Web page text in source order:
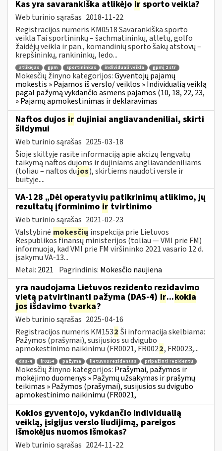
Kas yra savarankiška atlikėjo ir sporto veikla?
Web turinio sąrašas 2018-11-22
Registracijos numeris KM0518 Savarankiška sporto
veikla Tai sportininkų – šachmatininkų, atletų, golfo
žaidėjų veikla ir pan., komandinių sporto šakų atstovų –
krepšininkų, rankininkų, ledo...
atlikėjas gpm sportininkas individuali veikla gpmį 2 str
Mokesčių žinyno kategorijos:Gyventojų pajamų
mokestis » Pajamos iš verslo/ veiklos » Individualią veiklą
pagal pažymą vykdančio asmens pajamos (10, 18, 22, 23,
» Pajamų apmokestinimas ir deklaravimas
Naftos dujos ir dujiniai angliavandeniliai, skirti
šildymui
Web turinio sąrašas 2025-03-18
Šioje skiltyje rasite informaciją apie akcizų lengvatų
taikymą naftos dujoms ir dujiniams angliavandeniliams
(toliau – naftos dujos), skirtiems naudoti versle ir
buityje....
VA-128 „Dėl operatyvių patikrinimų atlikimo, jų
rezultatų įforminimo ir tvirtinimo
Web turinio sąrašas 2021-02-23
Valstybinė mokesčių inspekcija prie Lietuvos
Respublikos finansų ministerijos (toliau ― VMI prie FM)
informuoja, kad VMI prie FM viršininko 2021 vasario 12 d.
įsakymu VA-13...
Metai: 2021 Pagrindinis: Mokesčio naujiena
yra naudojama Lietuvos rezidento rezidavimo
vietą patvirtinanti pažyma (DAS-4) ir...kokia
jos išdavimo tvarka?
Web turinio sąrašas 2025-04-16
Registracijos numeris KM1532 Ši informacija skelbiama:
Pažymos (prašymai), susijusios su dvigubo
apmokestinimo naikinimu (FR0021, FR0022, FR0023,...
das-4 fr0254 pažyma lietuvos rezidentas pripažinti rezidentu
Mokesčių žinyno kategorijos: Prašymai, pažymos ir
mokėjimo duomenys » Pažymų užsakymas ir prašymų
teikimas » Pažymos (prašymai), susijusios su dvigubo
apmokestinimo naikinimu (FR0021,
Kokios gyventojo, vykdančio individualią
veiklą, įsigijus verslo liudijimą, pareigos
išmokėjus nuomos išmokas?
Web turinio sąrašas 2024-11-22